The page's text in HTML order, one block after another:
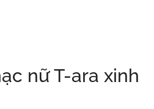
nữ T-ara xinh